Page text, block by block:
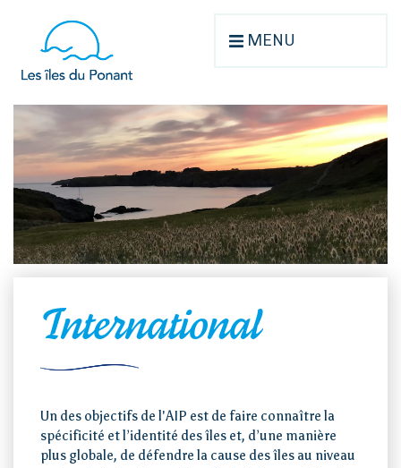
MENU
International
Un des objectifs de l'AIP est de faire connaître la
spécificité et l’identité des îles et, d’une manière
plus globale, de défendre la cause des îles au niveau